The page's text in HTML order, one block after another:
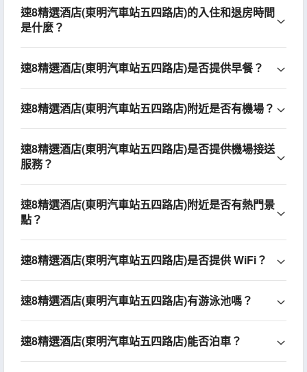
速8精選酒店(東明汽車站五四路店)的入住和退房時間
是什麼？
速8精選酒店(東明汽車站五四路店)是否提供早餐？
速8精選酒店(東明汽車站五四路店)附近是否有機場？
速8精選酒店(東明汽車站五四路店)是否提供機場接送
服務？
速8精選酒店(東明汽車站五四路店)附近是否有熱門景
點？
速8精選酒店(東明汽車站五四路店)是否提供 WiFi？
速8精選酒店(東明汽車站五四路店)有游泳池嗎？
速8精選酒店(東明汽車站五四路店)能否泊車？